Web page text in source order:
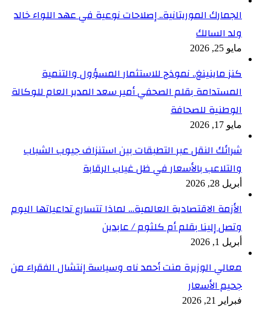
الجمارك الموريتانية.. إصلاحات نوعية في عهد اللواء خالد
ولد السالك
مايو 25, 2026
كنز ماينينغ.. نموذج للاستثمار المسؤول والتنمية
المستدامة بقلم الصحفي أمير سعد المدير العام للوكالة
الوطنية للصحافة
مايو 17, 2026
شرائك النقل عبر التطبقات بين استنزاف جيوب الشباب
والتلاعب بالأسعار في ظل غياب الرقابة
أبريل 28, 2026
الأزمة الاقتصادية العالمية… لماذا تتسارع تداعياتها اليوم
وتصل إلينا بقلم أم كلثوم / عابدين
أبريل 1, 2026
معالي الوزيرة منت أحمد ناه وسياسة إنتشال الفقراء من
جحيم الأسعار
فبراير 21, 2026